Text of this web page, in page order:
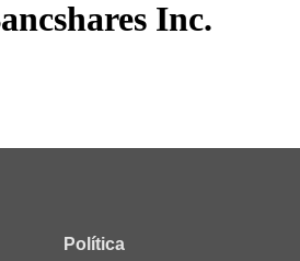
Inc.
Política